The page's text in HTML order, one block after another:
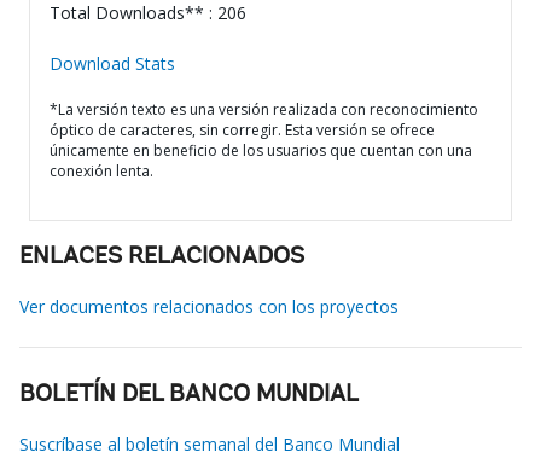
Total Downloads** : 206
Download Stats
*La versión texto es una versión realizada con reconocimiento
óptico de caracteres, sin corregir. Esta versión se ofrece
únicamente en beneficio de los usuarios que cuentan con una
conexión lenta.
ENLACES RELACIONADOS
Ver documentos relacionados con los proyectos
BOLETÍN DEL BANCO MUNDIAL
Suscríbase al boletín semanal del Banco Mundial